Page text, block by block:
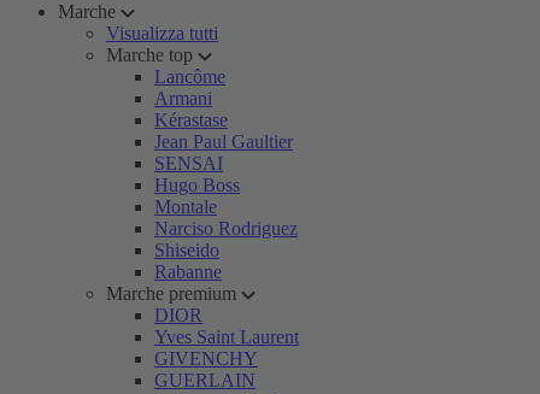
Marche
Visualizza tutti
Marche top
Lancôme
Armani
Kérastase
Jean Paul Gaultier
SENSAI
Hugo Boss
Montale
Narciso Rodriguez
Shiseido
Rabanne
Marche premium
DIOR
Yves Saint Laurent
GIVENCHY
GUERLAIN